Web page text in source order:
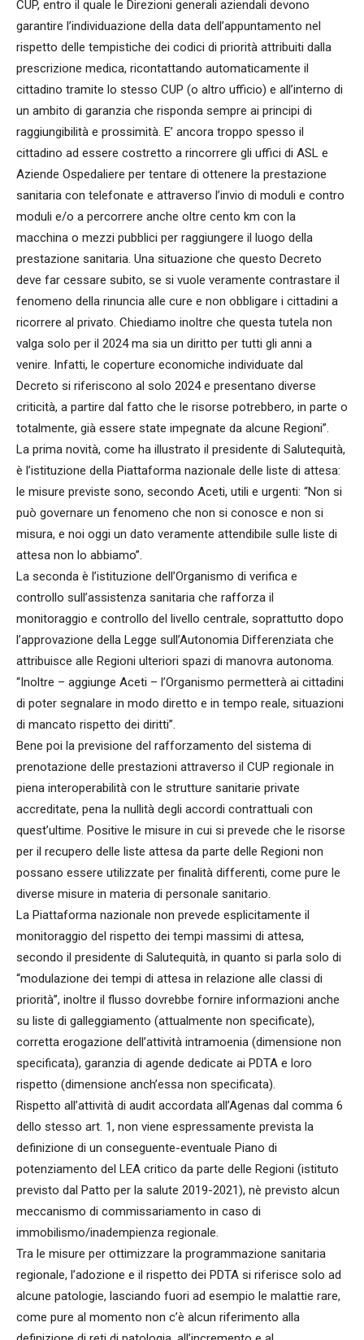
CUP, entro il quale le Direzioni generali aziendali devono
garantire l’individuazione della data dell’appuntamento nel
rispetto delle tempistiche dei codici di priorità attribuiti dalla
prescrizione medica, ricontattando automaticamente il
cittadino tramite lo stesso CUP (o altro ufficio) e all’interno di
un ambito di garanzia che risponda sempre ai principi di
raggiungibilità e prossimità. E’ ancora troppo spesso il
cittadino ad essere costretto a rincorrere gli uffici di ASL e
Aziende Ospedaliere per tentare di ottenere la prestazione
sanitaria con telefonate e attraverso l’invio di moduli e contro
moduli e/o a percorrere anche oltre cento km con la
macchina o mezzi pubblici per raggiungere il luogo della
prestazione sanitaria. Una situazione che questo Decreto
deve far cessare subito, se si vuole veramente contrastare il
fenomeno della rinuncia alle cure e non obbligare i cittadini a
ricorrere al privato. Chiediamo inoltre che questa tutela non
valga solo per il 2024 ma sia un diritto per tutti gli anni a
venire. Infatti, le coperture economiche individuate dal
Decreto si riferiscono al solo 2024 e presentano diverse
criticità, a partire dal fatto che le risorse potrebbero, in parte o
totalmente, già essere state impegnate da alcune Regioni”.
La prima novità, come ha illustrato il presidente di Salutequità,
è l’istituzione della Piattaforma nazionale delle liste di attesa:
le misure previste sono, secondo Aceti, utili e urgenti: “Non si
può governare un fenomeno che non si conosce e non si
misura, e noi oggi un dato veramente attendibile sulle liste di
attesa non lo abbiamo”.
La seconda è l’istituzione dell’Organismo di verifica e
controllo sull’assistenza sanitaria che rafforza il
monitoraggio e controllo del livello centrale, soprattutto dopo
l’approvazione della Legge sull’Autonomia Differenziata che
attribuisce alle Regioni ulteriori spazi di manovra autonoma.
“Inoltre – aggiunge Aceti – l’Organismo permetterà ai cittadini
di poter segnalare in modo diretto e in tempo reale, situazioni
di mancato rispetto dei diritti”.
Bene poi la previsione del rafforzamento del sistema di
prenotazione delle prestazioni attraverso il CUP regionale in
piena interoperabilità con le strutture sanitarie private
accreditate, pena la nullità degli accordi contrattuali con
quest’ultime. Positive le misure in cui si prevede che le risorse
per il recupero delle liste attesa da parte delle Regioni non
possano essere utilizzate per finalità differenti, come pure le
diverse misure in materia di personale sanitario.
La Piattaforma nazionale non prevede esplicitamente il
monitoraggio del rispetto dei tempi massimi di attesa,
secondo il presidente di Salutequità, in quanto si parla solo di
“modulazione dei tempi di attesa in relazione alle classi di
priorità”, inoltre il flusso dovrebbe fornire informazioni anche
su liste di galleggiamento (attualmente non specificate),
corretta erogazione dell’attività intramoenia (dimensione non
specificata), garanzia di agende dedicate ai PDTA e loro
rispetto (dimensione anch’essa non specificata).
Rispetto all’attività di audit accordata all’Agenas dal comma 6
dello stesso art. 1, non viene espressamente prevista la
definizione di un conseguente-eventuale Piano di
potenziamento del LEA critico da parte delle Regioni (istituto
previsto dal Patto per la salute 2019-2021), nè previsto alcun
meccanismo di commissariamento in caso di
immobilismo/inadempienza regionale.
Tra le misure per ottimizzare la programmazione sanitaria
regionale, l’adozione e il rispetto dei PDTA si riferisce solo ad
alcune patologie, lasciando fuori ad esempio le malattie rare,
come pure al momento non c’è alcun riferimento alla